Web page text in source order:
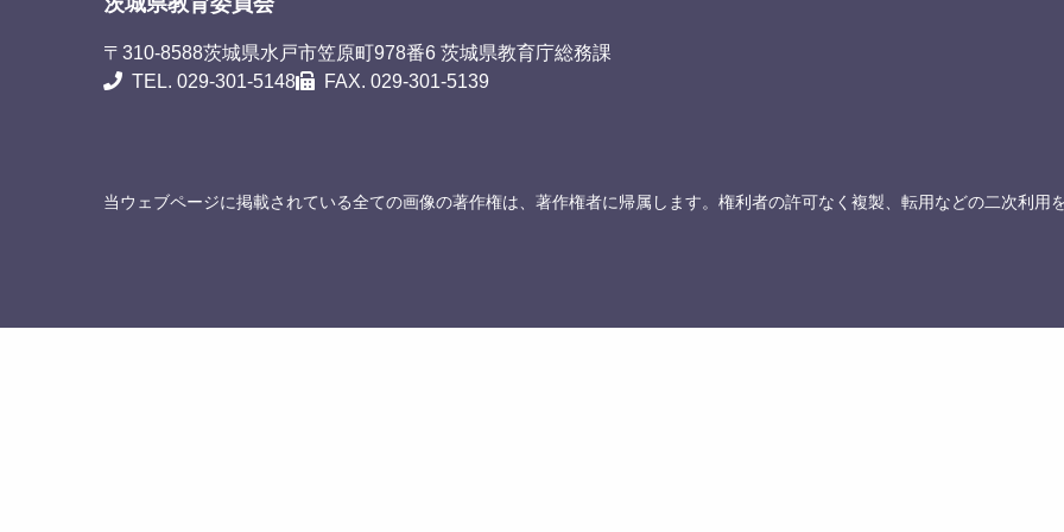
〒310-8588茨城県水戸市笠原町978番6 茨城県教育庁総務課
TEL. 029-301-5148
FAX. 029-301-5139
当ウェブページに掲載されている全ての画像の著作権は、著作権者に帰属します。権利者の許可なく複製、転用などの二次利用